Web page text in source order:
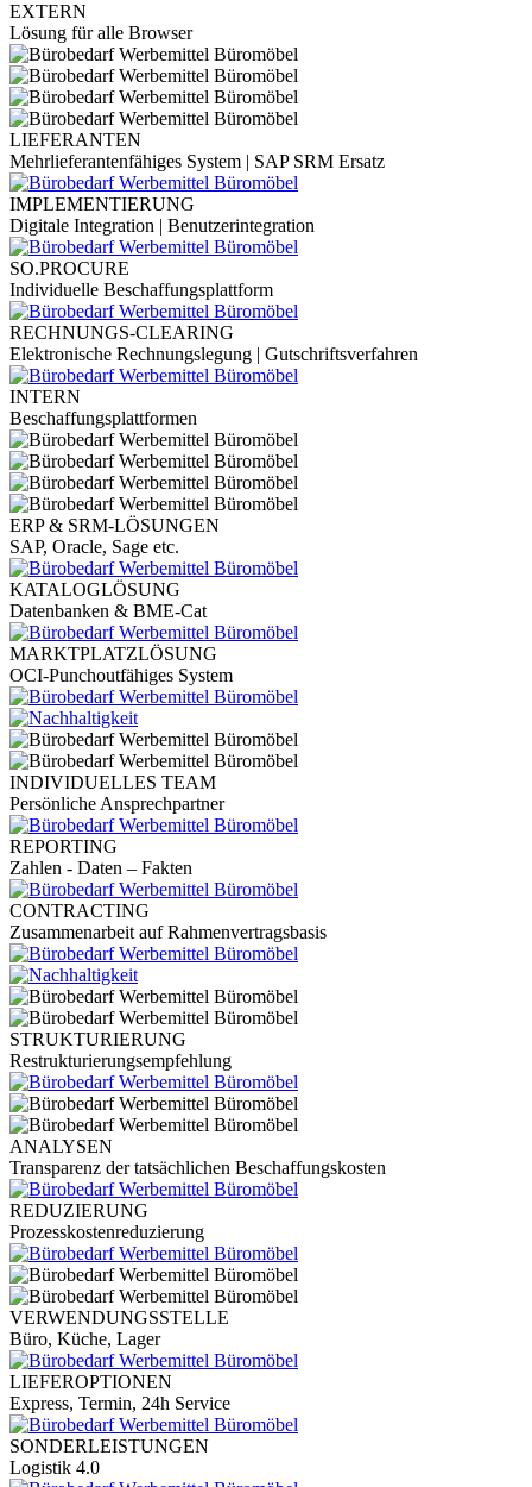
EXTERN
Lösung für alle Browser
LIEFERANTEN
Mehrlieferantenfähiges System | SAP SRM Ersatz
IMPLEMENTIERUNG
Digitale Integration | Benutzerintegration
SO.PROCURE
Individuelle Beschaffungsplattform
RECHNUNGS-CLEARING
Elektronische Rechnungslegung | Gutschriftsverfahren
INTERN
Beschaffungsplattformen
ERP & SRM-LÖSUNGEN
SAP, Oracle, Sage etc.
KATALOGLÖSUNG
Datenbanken & BME-Cat
MARKTPLATZLÖSUNG
OCI-Punchoutfähiges System
INDIVIDUELLES TEAM
Persönliche Ansprechpartner
REPORTING
Zahlen - Daten – Fakten
CONTRACTING
Zusammenarbeit auf Rahmenvertragsbasis
STRUKTURIERUNG
Restrukturierungsempfehlung
ANALYSEN
Transparenz der tatsächlichen Beschaffungskosten
REDUZIERUNG
Prozesskostenreduzierung
VERWENDUNGSSTELLE
Büro, Küche, Lager
LIEFEROPTIONEN
Express, Termin, 24h Service
SONDERLEISTUNGEN
Logistik 4.0